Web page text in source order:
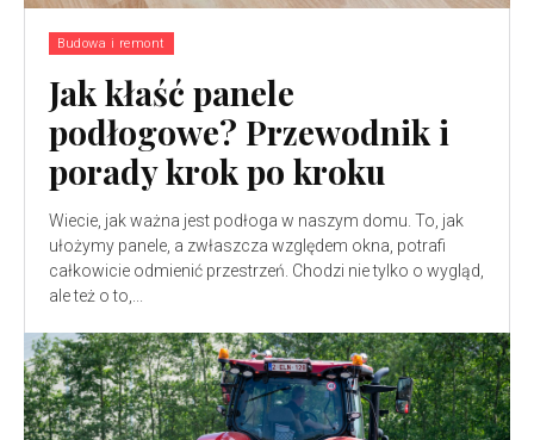
Budowa i remont
Jak kłaść panele
podłogowe? Przewodnik i
porady krok po kroku
Wiecie, jak ważna jest podłoga w naszym domu. To, jak
ułożymy panele, a zwłaszcza względem okna, potrafi
całkowicie odmienić przestrzeń. Chodzi nie tylko o wygląd,
ale też o to,...